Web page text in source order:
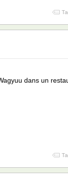
dans un